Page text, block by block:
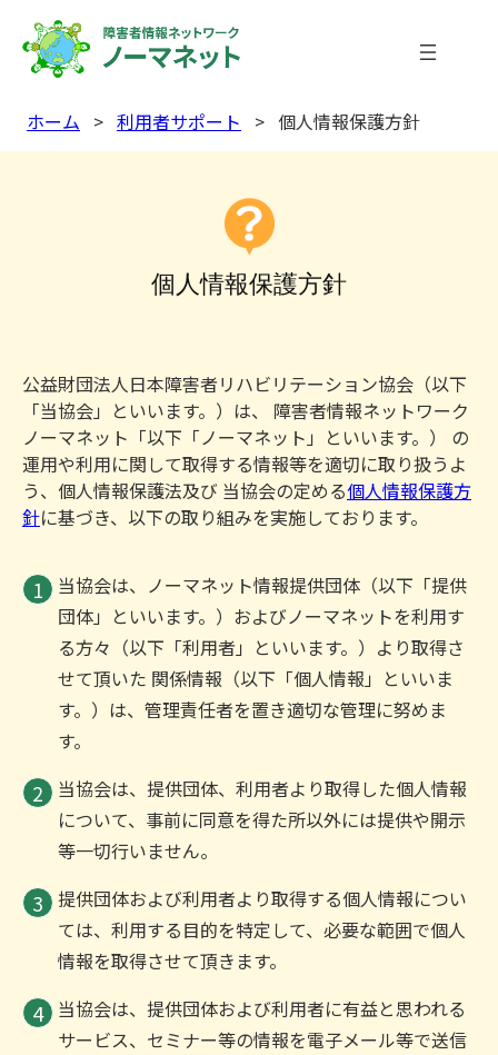
ホーム > 利用者サポート > 個人情報保護方針
個人情報保護方針
公益財団法人日本障害者リハビリテーション協会（以下
「当協会」といいます。）は、 障害者情報ネットワーク
ノーマネット「以下「ノーマネット」といいます。） の
運用や利用に関して取得する情報等を適切に取り扱うよ
う、個人情報保護法及び 当協会の定める個人情報保護方
針に基づき、以下の取り組みを実施しております。
当協会は、ノーマネット情報提供団体（以下「提供
団体」といいます。）およびノーマネットを利用す
る方々（以下「利用者」といいます。）より取得さ
せて頂いた 関係情報（以下「個人情報」といいま
す。）は、管理責任者を置き適切な管理に努めま
す。
当協会は、提供団体、利用者より取得した個人情報
について、事前に同意を得た所以外には提供や開示
等一切行いません。
提供団体および利用者より取得する個人情報につい
ては、利用する目的を特定して、必要な範囲で個人
情報を取得させて頂きます。
当協会は、提供団体および利用者に有益と思われる
サービス、セミナー等の情報を電子メール等で送信